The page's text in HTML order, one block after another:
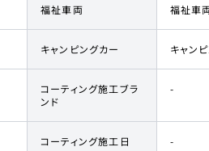
福祉車両 福祉車
キャンピングカー キャン
コーティング施工ブラ
ンド
-
コーティング施工日 -